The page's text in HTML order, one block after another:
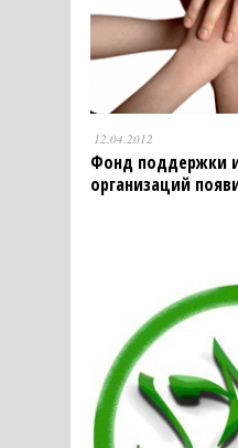
12.04.2012
Фонд поддержки
организаций